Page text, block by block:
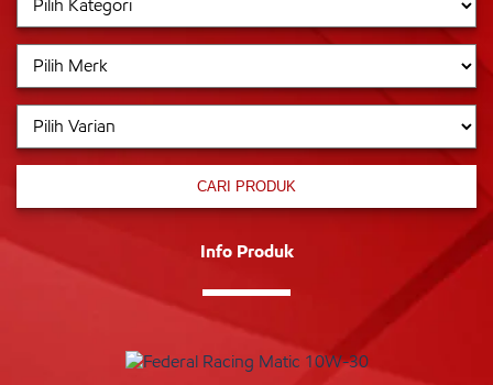
CARI PRODUK
Info Produk